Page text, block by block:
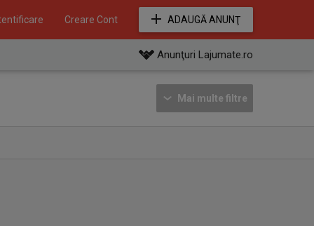
Creare Cont ADAUGĂ ANUNŢ
Anunţuri Lajumate.ro
Mai multe filtre